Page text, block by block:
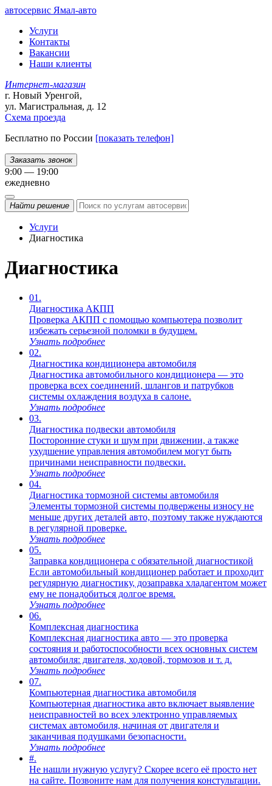
автосервис Ямал-авто
Услуги
Контакты
Вакансии
Наши клиенты
Интернет-магазин
г. Новый Уренгой,
ул. Магистральная, д. 12
Схема проезда
Бесплатно по России [показать телефон]
Заказать звонок
9:00 — 19:00
ежедневно
Найти решение
Услуги
Диагностика
Диагностика
01.
Диагностика АКПП
Проверка АКПП с помощью компьютера позволит
избежать серьезной поломки в будущем.
Узнать подробнее
02.
Диагностика кондиционера автомобиля
Диагностика автомобильного кондиционера — это
проверка всех соединений, шлангов и патрубков
системы охлаждения воздуха в салоне.
Узнать подробнее
03.
Диагностика подвески автомобиля
Посторонние стуки и шум при движении, а также
ухудшение управления автомобилем могут быть
причинами неисправности подвески.
Узнать подробнее
04.
Диагностика тормозной системы автомобиля
Элементы тормозной системы подвержены износу не
меньше других деталей авто, поэтому также нуждаются
в регулярной проверке.
Узнать подробнее
05.
Заправка кондиционера с обязательной диагностикой
Если автомобильный кондиционер работает и проходит
регулярную диагностику, дозаправка хладагентом может
ему не понадобиться долгое время.
Узнать подробнее
06.
Комплексная диагностика
Комплексная диагностика авто — это проверка
состояния и работоспособности всех основных систем
автомобиля: двигателя, ходовой, тормозов и т. д.
Узнать подробнее
07.
Компьютерная диагностика автомобиля
Компьютерная диагностика авто включает выявление
неисправностей во всех электронно управляемых
системах автомобиля, начиная от двигателя и
заканчивая подушками безопасности.
Узнать подробнее
#.
Не нашли нужную услугу? Скорее всего её просто нет
на сайте. Позвоните нам для получения констультации.